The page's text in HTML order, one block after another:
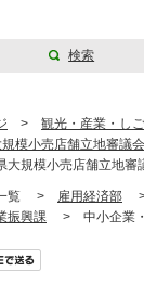
検索
> 観光・産業・し
規模小売店舗立地審議会
規模小売店舗立地審
覧 > 雇用経済部
振興課 > 中小企業